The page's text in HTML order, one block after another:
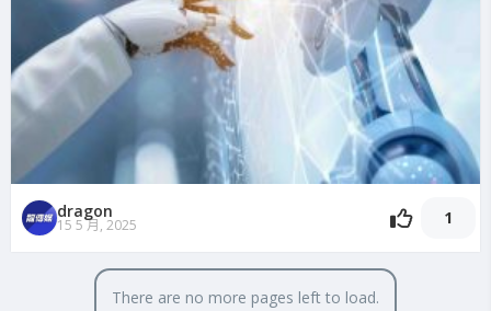
dragon
15 5 月, 2025 1
There are no more pages left to load.